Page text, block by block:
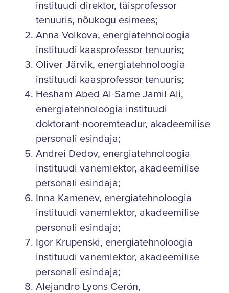
instituudi direktor, täisprofessor
tenuuris, nõukogu esimees;
Anna Volkova, energiatehnoloogia
instituudi kaasprofessor tenuuris;
Oliver Järvik, energiatehnoloogia
instituudi kaasprofessor tenuuris;
Hesham Abed Al-Same Jamil Ali,
energiatehnoloogia instituudi
doktorant-nooremteadur, akadeemilise
personali esindaja;
Andrei Dedov, energiatehnoloogia
instituudi vanemlektor, akadeemilise
personali esindaja;
Inna Kamenev, energiatehnoloogia
instituudi vanemlektor, akadeemilise
personali esindaja;
Igor Krupenski, energiatehnoloogia
instituudi vanemlektor, akadeemilise
personali esindaja;
Alejandro Lyons Cerón,